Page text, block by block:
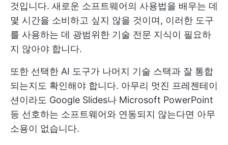
것입니다. 새로운 소프트웨어의 사용법을 배우는 데
몇 시간을 소비하고 싶지 않을 것이며, 이러한 도구
를 사용하는 데 광범위한 기술 전문 지식이 필요하
지 않아야 합니다.
또한 선택한 AI 도구가 나머지 기술 스택과 잘 통합
되는지도 확인해야 합니다. 아무리 멋진 프레젠테이
션이라도 Google Slides나 Microsoft PowerPoint
등 선호하는 소프트웨어와 연동되지 않는다면 아무
소용이 없습니다.